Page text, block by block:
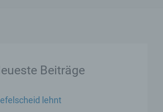
Beiträge
lehnt